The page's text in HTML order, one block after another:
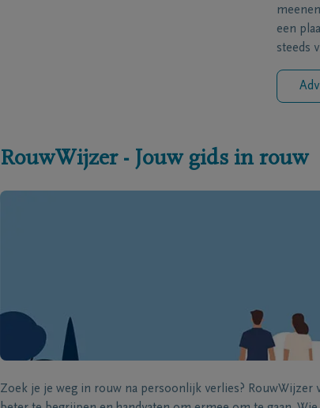
een
steeds
RouwWijzer - Jouw gids in rouw
Zoek je je weg in rouw na persoonlijk verlies? RouwWijzer